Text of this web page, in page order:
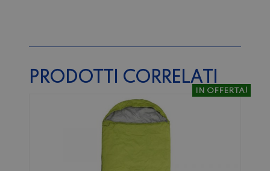
PRODOTTI CORRELATI
IN OFFERTA!